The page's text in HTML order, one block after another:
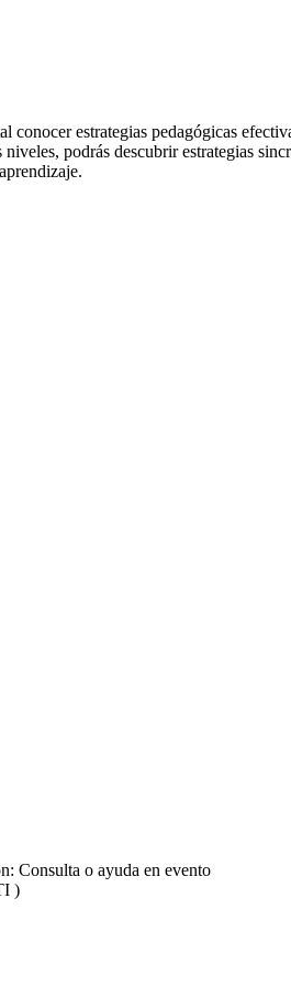
conocer estrategias pedagógicas
podrás descubrir estrategias
Consulta o ayuda en evento
)